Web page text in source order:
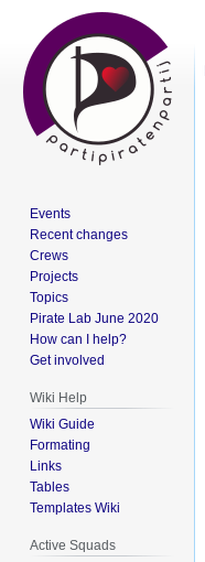
Events
Recent changes
Crews
Projects
Topics
Pirate Lab June 2020
How can I help?
Get involved
Wiki Help
Wiki Guide
Formating
Links
Tables
Templates Wiki
Active Squads